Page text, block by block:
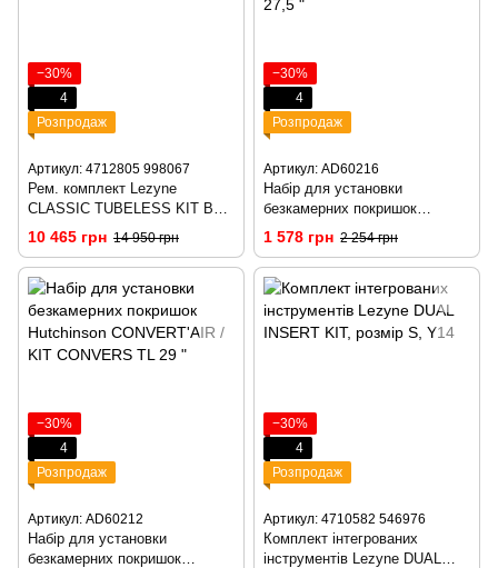
−30%
4
Розпродаж
Артикул: 4712805 998067
Рем. комплект Lezyne
CLASSIC TUBELESS KIT BOX
Прозорий Y13
10 465 грн 14 950 грн
−30%
4
Розпродаж
Артикул: AD60216
Набір для установки
безкамерних покришок
Hutchinson CONVERT'AIR 27,5
1 578 грн 2 254 грн
−30%
4
Розпродаж
Артикул: AD60212
Набір для установки
безкамерних покришок
−30%
4
Розпродаж
Артикул: 4710582 546976
Комплект інтегрованих
інструментів Lezyne DUAL